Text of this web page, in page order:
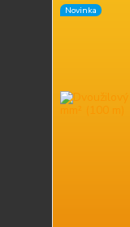
Novinka